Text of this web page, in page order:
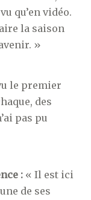
qu’en vidéo.
la saison
»
le premier
des
pas pu
: « Il est ici
de ses